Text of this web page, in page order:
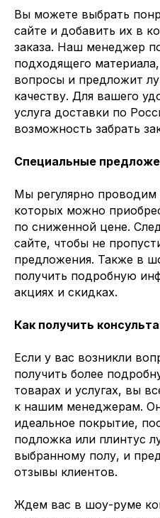
Вы можете выбрать
сайте и добавить их в
заказа. Наш менеджер
подходящего
вопросы и предложит
качеству. Для вашего
услуга доставки по
возможность забрать
Специальные
Мы регулярно
которых можно
по сниженной цене.
сайте, чтобы не
предложения. Также в
получить подробную
акциях и скидках.
Как получить
Если у вас возникли
получить более
товарах и услугах, вы
к нашим менеджерам.
идеальное покрытие,
подложка или плинтус
выбранному полу, и
отзывы клиентов.
Ждем вас в шоу-руме